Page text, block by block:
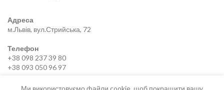
Адреса
м.Львів, вул.Стрийська, 72
Телефон
+38 098 237 39 80
+38 093 050 96 97
EMAILМи використовуємо файли cookie, щоб покращити вашу